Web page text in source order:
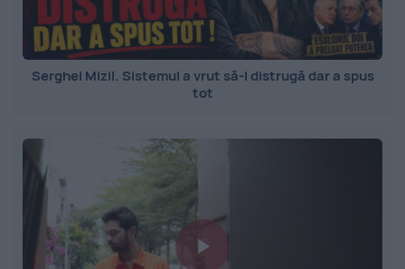
Serghei Mizil. Sistemul a vrut să-l distrugă dar a spus
tot